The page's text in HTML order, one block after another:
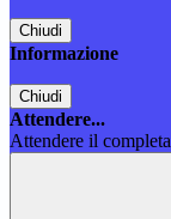
Chiudi
Informazione
Chiudi
Attendere...
Attendere il